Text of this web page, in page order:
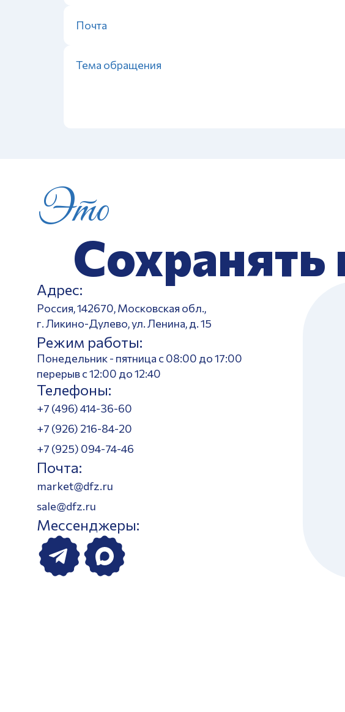
Это
Сохранять
Адрес:
Россия, 142670, Московская обл.,
г. Ликино-Дулево, ул. Ленина, д. 15
Режим работы:
Понедельник - пятница с 08:00 до 17:00
перерыв с 12:00 до 12:40
Телефоны:
+7 (496) 414-36-60
+7 (926) 216-84-20
+7 (925) 094-74-46
Почта:
market@dfz.ru
sale@dfz.ru
Мессенджеры: